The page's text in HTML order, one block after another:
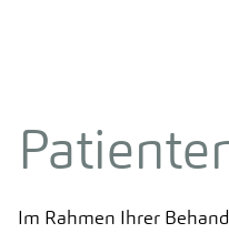
Im Rahmen Ihrer